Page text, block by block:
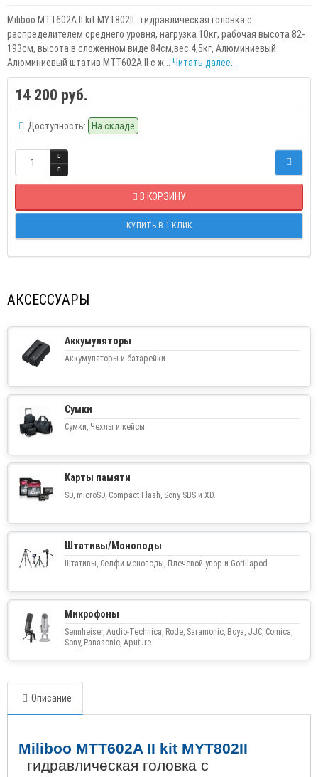
Miliboo MTT602A II kit MYT802II гидравлическая головка с
распределителем среднего уровня, нагрузка 10кг, рабочая высота 82-
193см, высота в сложенном виде 84см,вес 4,5кг, Алюминиевый
Алюминиевый штатив MTT602A II с ж... Читать далее...
14 200 руб.
Доступность: На складе
В КОРЗИНУ
КУПИТЬ В 1 КЛИК
АКСЕССУАРЫ
Аккумуляторы
Аккумуляторы и батарейки
Сумки
Сумки, Чехлы и кейсы
Карты памяти
SD, microSD, Compact Flash, Sony SBS и XD.
Штативы/Моноподы
Штативы, Селфи моноподы, Плечевой упор и Gorillapod
Микрофоны
Sennheiser, Audio-Technica, Rode, Saramonic, Boya, JJC, Comica,
Sony, Panasonic, Aputure.
Описание
Miliboo MTT602A II kit MYT802II
гидравлическая головка с